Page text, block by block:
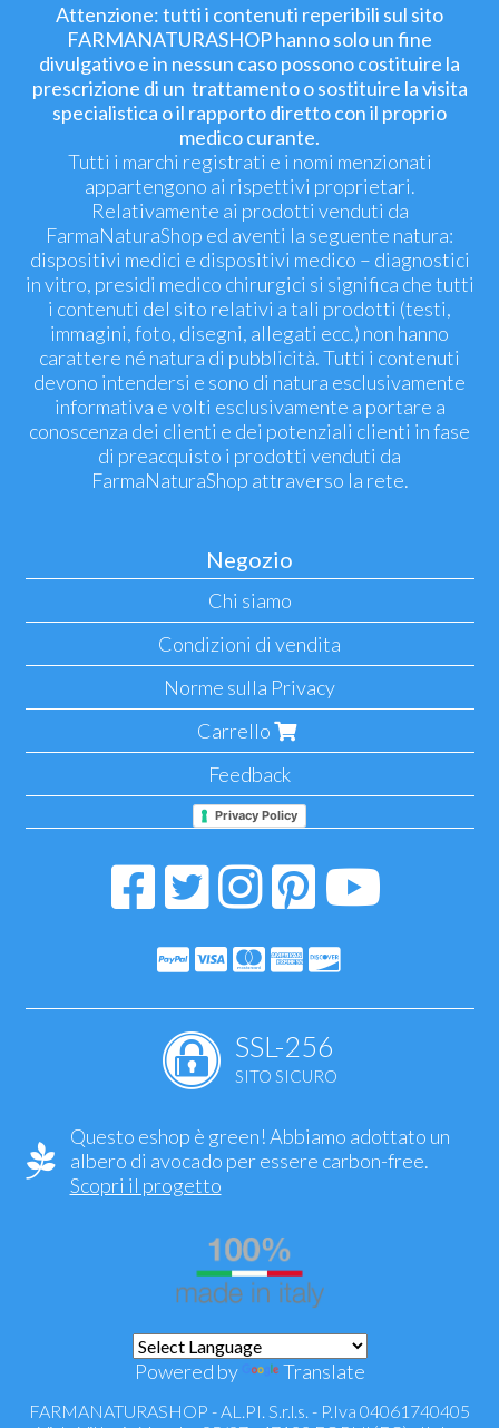
Attenzione: tutti i contenuti reperibili sul sito
FARMANATURASHOP hanno solo un fine
divulgativo e in nessun caso possono costituire la
prescrizione di un trattamento o sostituire la visita
specialistica o il rapporto diretto con il proprio
medico curante.
Tutti i marchi registrati e i nomi menzionati
appartengono ai rispettivi proprietari.
Relativamente ai prodotti venduti da
FarmaNaturaShop ed aventi la seguente natura:
dispositivi medici e dispositivi medico – diagnostici
in vitro, presidi medico chirurgici si significa che tutti
i contenuti del sito relativi a tali prodotti (testi,
immagini, foto, disegni, allegati ecc.) non hanno
carattere né natura di pubblicità. Tutti i contenuti
devono intendersi e sono di natura esclusivamente
informativa e volti esclusivamente a portare a
conoscenza dei clienti e dei potenziali clienti in fase
di preacquisto i prodotti venduti da
FarmaNaturaShop attraverso la rete.
Negozio
Chi siamo
Condizioni di vendita
Norme sulla Privacy
Carrello
Feedback
Privacy Policy
SSL-256
SITO SICURO
Questo eshop è green! Abbiamo adottato un
albero di avocado per essere carbon-free.
Scopri il progetto
Powered by Translate
FARMANATURASHOP - AL.PI. S.r.l.s. - P.Iva 04061740405